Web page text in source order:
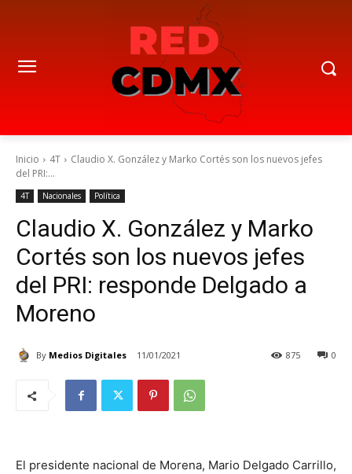
Inicio 4T
Claudio X. González y Marko Cortés son los nuevos jefes
del PRI:...
4T Nacionales Política
Claudio X. González y Marko
Cortés son los nuevos jefes
del PRI: responde Delgado a
Moreno
By Medios Digitales 11/01/2021 0
875
El presidente nacional de Morena, Mario Delgado Carrillo,